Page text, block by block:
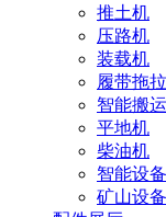
推土机
压路机
装载机
履带拖
智能搬
平地机
柴油机
智能设备
矿山设备